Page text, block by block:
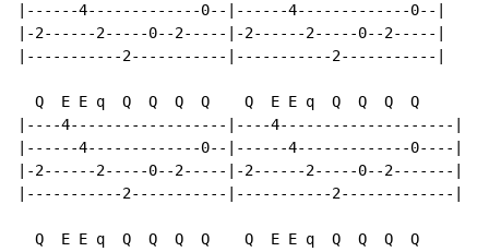
|------4-------------0--|------4-------------0--|
|-2------2-----0--2-----|-2------2-----0--2-----|
|-----------2-----------|-----------2-----------|
  Q  E E q  Q  Q  Q  Q    Q  E E q  Q  Q  Q  Q
|----4------------------|----4--------------------|
|------4-------------0--|------4-------------0----|
|-2------2-----0--2-----|-2------2-----0--2-------|
|-----------2-----------|-----------2-------------|
  Q  E E q  Q  Q  Q  Q    Q  E E q  Q  Q  Q  Q